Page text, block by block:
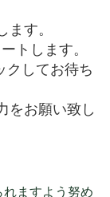
す。
トします。
してお待ち
をお願い致し
ますよう努め